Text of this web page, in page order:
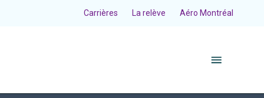
Carrières La relève Aéro Montréal